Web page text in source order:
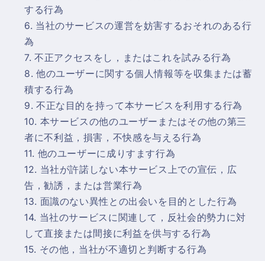
する行為
当社のサービスの運営を妨害するおそれのある行
為
不正アクセスをし，またはこれを試みる行為
他のユーザーに関する個人情報等を収集または蓄
積する行為
不正な目的を持って本サービスを利用する行為
本サービスの他のユーザーまたはその他の第三
者に不利益，損害，不快感を与える行為
他のユーザーに成りすます行為
当社が許諾しない本サービス上での宣伝，広
告，勧誘，または営業行為
面識のない異性との出会いを目的とした行為
当社のサービスに関連して，反社会的勢力に対
して直接または間接に利益を供与する行為
その他，当社が不適切と判断する行為